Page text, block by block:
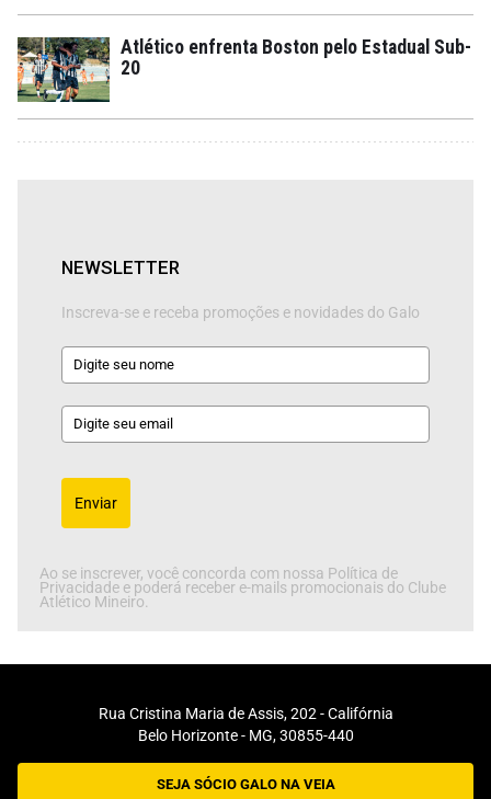
Atlético enfrenta Boston pelo Estadual Sub-
20
NEWSLETTER
Inscreva-se e receba promoções e novidades do Galo
Enviar
Ao se inscrever, você concorda com nossa Política de
Privacidade e poderá receber e-mails promocionais do Clube
Atlético Mineiro.
Rua Cristina Maria de Assis, 202 - Califórnia
Belo Horizonte - MG, 30855-440
SEJA SÓCIO GALO NA VEIA